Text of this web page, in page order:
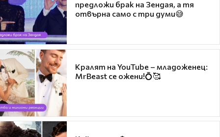
предложи брак на Зендая, а тя
отвърна само с три думи😅
Кралят на YouTube – младоженец:
MrBeast се ожени!💍🥰